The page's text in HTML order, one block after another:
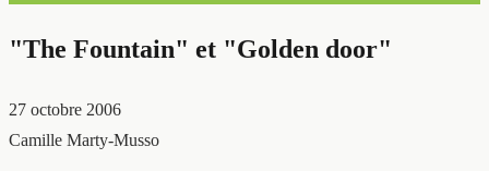
"The Fountain" et "Golden door"
27 octobre 2006
Camille Marty-Musso